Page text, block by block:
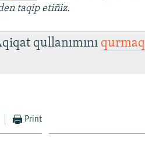
taqip etiñiz.
qullanımını qurmaq
Print